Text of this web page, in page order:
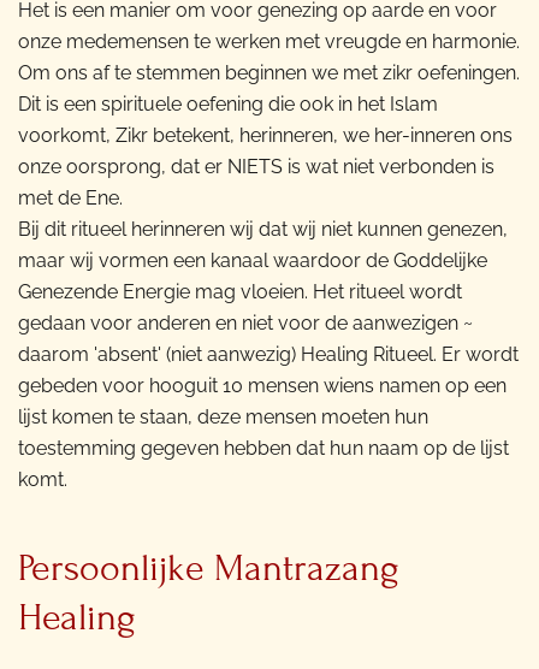
Het is een manier om voor genezing op aarde en voor
onze medemensen te werken met vreugde en harmonie.
Om ons af te stemmen beginnen we met zikr oefeningen.
Dit is een spirituele oefening die ook in het Islam
voorkomt, Zikr betekent, herinneren, we her-inneren ons
onze oorsprong, dat er NIETS is wat niet verbonden is
met de Ene.
Bij dit ritueel herinneren wij dat wij niet kunnen genezen,
maar wij vormen een kanaal waardoor de Goddelijke
Genezende Energie mag vloeien. Het ritueel wordt
gedaan voor anderen en niet voor de aanwezigen ~
daarom 'absent' (niet aanwezig) Healing Ritueel. Er wordt
gebeden voor hooguit 10 mensen wiens namen op een
lijst komen te staan, deze mensen moeten hun
toestemming gegeven hebben dat hun naam op de lijst
komt.
Persoonlijke Mantrazang
Healing